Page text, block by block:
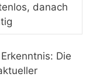
danach
Die